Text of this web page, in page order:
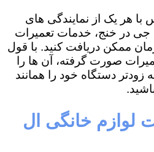
با هر یک از نمایندگی های
جی در خنج، خدمات تعمیرات
ممکن دریافت کنید. با قول
صورت گرفته، آن ها را
زودتر دستگاه خود را همانند
لوازم خانگی ال